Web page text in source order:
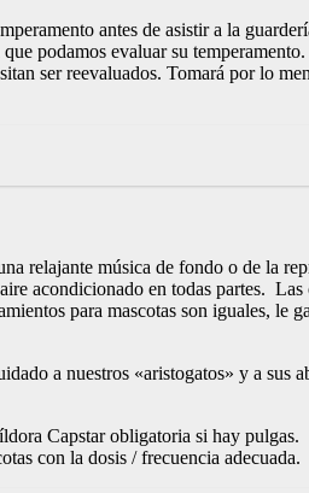
antes de asistir a la
podamos evaluar su
ser reevaluados. Tomará por lo
relajante música de fondo o de la
acondicionado en todas partes.
para mascotas son iguales, le
a nuestros «aristogatos» y a
Capstar obligatoria si hay
con la dosis / frecuencia adecuada.